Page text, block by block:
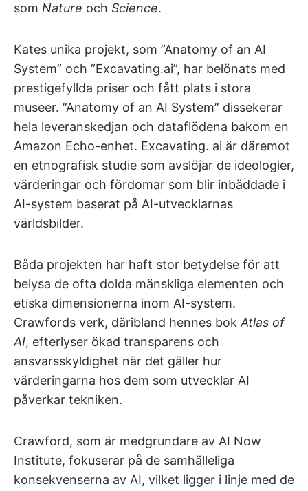
som Nature och Science.
Kates unika projekt, som ”Anatomy of an AI
System” och ”Excavating.ai”, har belönats med
prestigefyllda priser och fått plats i stora
museer. ”Anatomy of an AI System” dissekerar
hela leveranskedjan och dataflödena bakom en
Amazon Echo-enhet. Excavating. ai är däremot
en etnografisk studie som avslöjar de ideologier,
värderingar och fördomar som blir inbäddade i
AI-system baserat på AI-utvecklarnas
världsbilder.
Båda projekten har haft stor betydelse för att
belysa de ofta dolda mänskliga elementen och
etiska dimensionerna inom AI-system.
Crawfords verk, däribland hennes bok Atlas of
AI, efterlyser ökad transparens och
ansvarsskyldighet när det gäller hur
värderingarna hos dem som utvecklar AI
påverkar tekniken.
Crawford, som är medgrundare av AI Now
Institute, fokuserar på de samhälleliga
konsekvenserna av AI, vilket ligger i linje med de